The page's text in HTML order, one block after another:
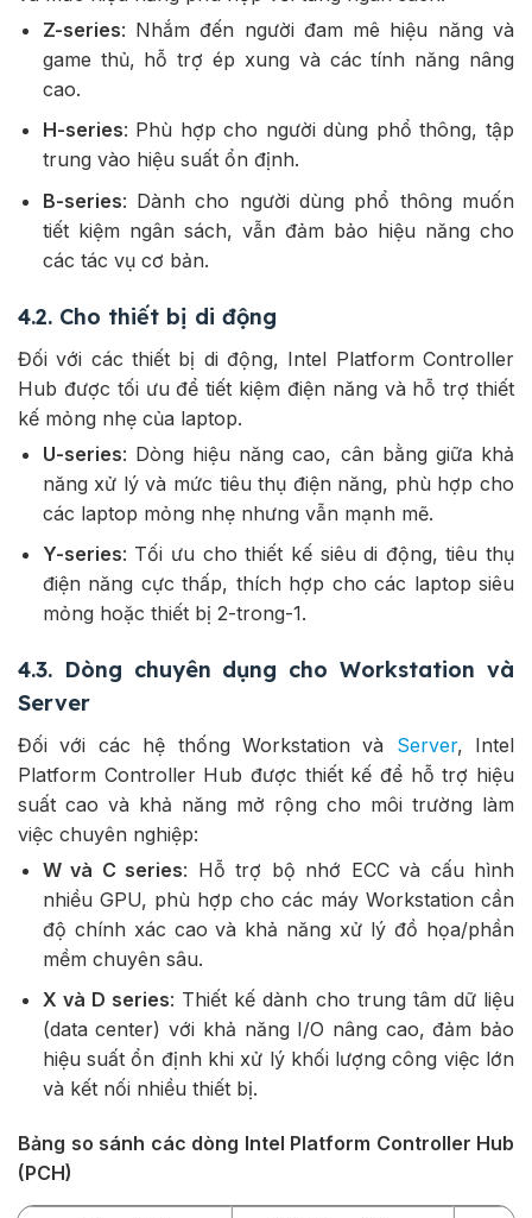
Z-series: Nhắm đến người đam mê hiệu năng và
game thủ, hỗ trợ ép xung và các tính năng nâng
cao.
H-series: Phù hợp cho người dùng phổ thông, tập
trung vào hiệu suất ổn định.
B-series: Dành cho người dùng phổ thông muốn
tiết kiệm ngân sách, vẫn đảm bảo hiệu năng cho
các tác vụ cơ bản.
4.2. Cho thiết bị di động
Đối với các thiết bị di động, Intel Platform Controller
Hub được tối ưu để tiết kiệm điện năng và hỗ trợ thiết
kế mỏng nhẹ của laptop.
U-series: Dòng hiệu năng cao, cân bằng giữa khả
năng xử lý và mức tiêu thụ điện năng, phù hợp cho
các laptop mỏng nhẹ nhưng vẫn mạnh mẽ.
Y-series: Tối ưu cho thiết kế siêu di động, tiêu thụ
điện năng cực thấp, thích hợp cho các laptop siêu
mỏng hoặc thiết bị 2-trong-1.
4.3. Dòng chuyên dụng cho Workstation và
Server
Đối với các hệ thống Workstation và Server, Intel
Platform Controller Hub được thiết kế để hỗ trợ hiệu
suất cao và khả năng mở rộng cho môi trường làm
việc chuyên nghiệp:
W và C series: Hỗ trợ bộ nhớ ECC và cấu hình
nhiều GPU, phù hợp cho các máy Workstation cần
độ chính xác cao và khả năng xử lý đồ họa/phần
mềm chuyên sâu.
X và D series: Thiết kế dành cho trung tâm dữ liệu
(data center) với khả năng I/O nâng cao, đảm bảo
hiệu suất ổn định khi xử lý khối lượng công việc lớn
và kết nối nhiều thiết bị.
Bảng so sánh các dòng Intel Platform Controller Hub
(PCH)